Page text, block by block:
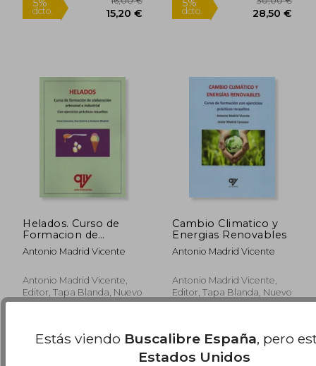
5% 30,00 € 5%
Helados. Curso de
Formacion de
Elaboracion Artesanal
e Industrial
Antonio Madrid Vicente
Antonio Madrid Vicente,
Editor, Tapa Blanda, Nuevo
Cambio Climatico y
Energias Renovables
Antonio Madrid Vicente
Antonio Madrid Vicente,
Editor, Tapa Blanda, Nuevo
Estás viendo Buscalibre España, pero
Estados Unidos